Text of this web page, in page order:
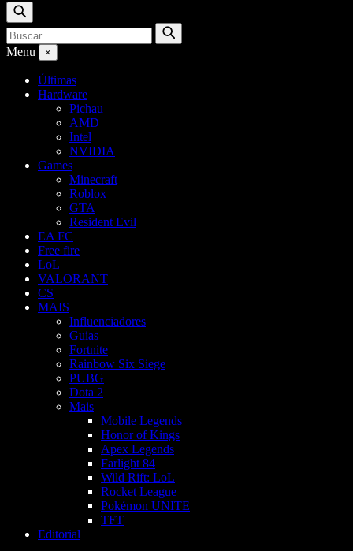
Buscar
Buscar
por:
Buscar
Menu ×
Últimas
Hardware
Pichau
AMD
Intel
NVIDIA
Games
Minecraft
Roblox
GTA
Resident Evil
EA FC
Free fire
LoL
VALORANT
CS
MAIS
Influenciadores
Guias
Fortnite
Rainbow Six Siege
PUBG
Dota 2
Mais
Mobile Legends
Honor of Kings
Apex Legends
Farlight 84
Wild Rift: LoL
Rocket League
Pokémon UNITE
TFT
Editorial